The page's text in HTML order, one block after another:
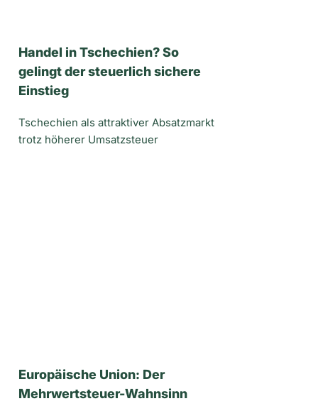
Handel in Tschechien? So
gelingt der steuerlich sichere
Einstieg
Tschechien als attraktiver Absatzmarkt
trotz höherer Umsatzsteuer
Europäische Union: Der
Mehrwertsteuer-Wahnsinn